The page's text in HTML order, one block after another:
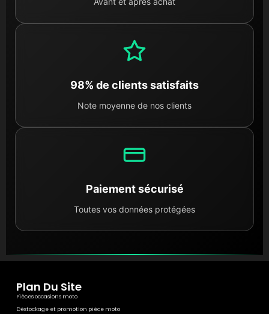
98% de clients satisfaits
Note moyenne de nos clients
Paiement sécurisé
Toutes vos données protégées
Plan Du Site
Pièces occasions moto
Déstockage et promotion pièce moto